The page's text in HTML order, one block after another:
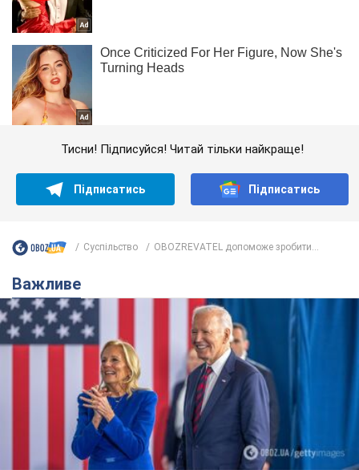
Тисни! Підписуйся! Читай тільки найкраще!
Підписатись Підписатись
Суспільство OBOZREVATEL допоможе зробити...
Важливе